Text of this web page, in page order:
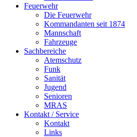
Feuerwehr
Die Feuerwehr
Kommandanten seit 1874
Mannschaft
Fahrzeuge
Sachbereiche
Atemschutz
Funk
Sanität
Jugend
Senioren
MRAS
Kontakt / Service
Kontakt
Links